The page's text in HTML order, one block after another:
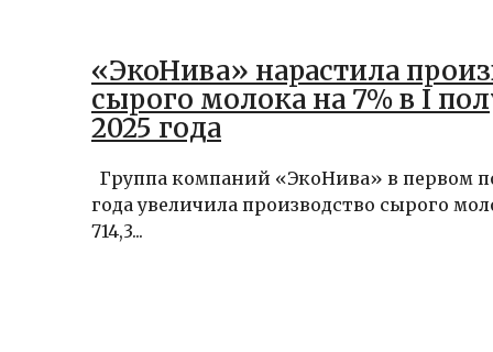
«ЭкоНива» нарастила
сырого молока на 7% в I
2025 года
Группа компаний «ЭкоНива» в первом
года увеличила производство сырого
714,3...